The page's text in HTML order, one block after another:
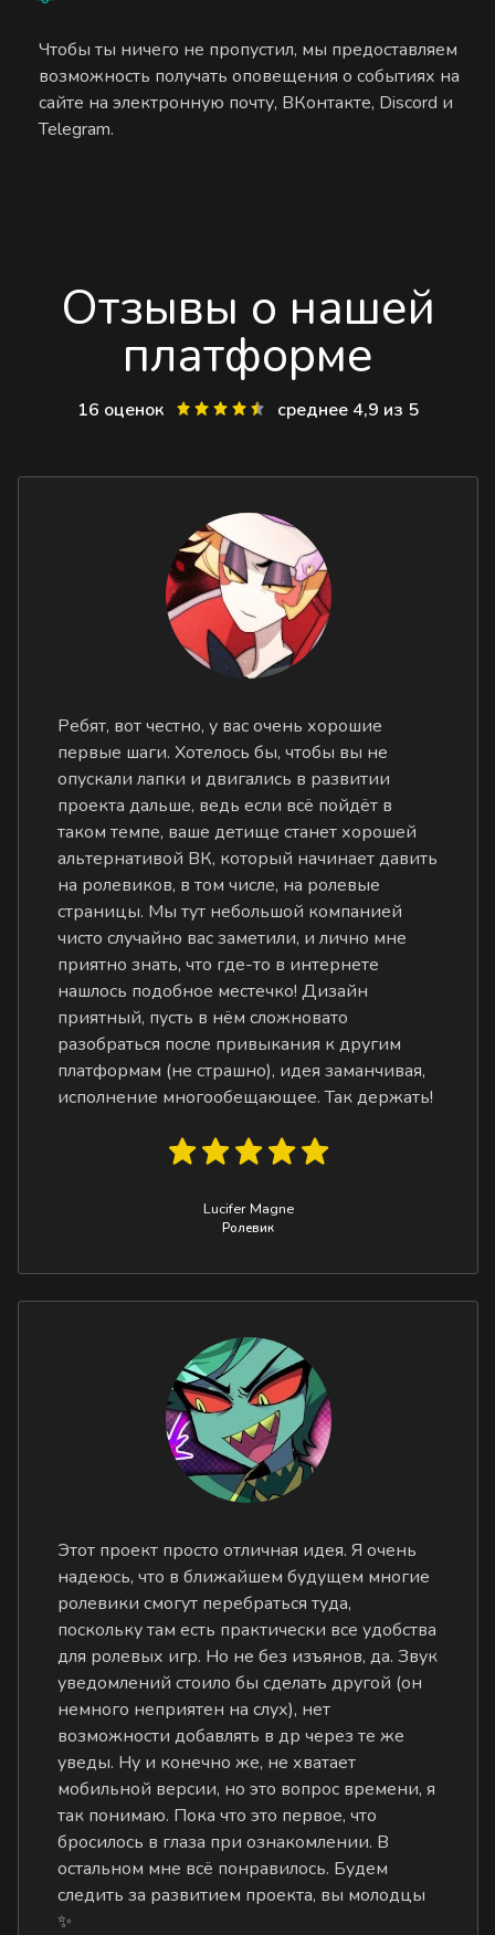
Чтобы ты ничего не пропустил, мы предоставляем
возможность получать оповещения о событиях на
сайте на электронную почту, ВКонтакте, Discord и
Telegram.
Отзывы о нашей
платформе
16 оценок среднее 4,9 из 5
Ребят, вот честно, у вас очень хорошие
первые шаги. Хотелось бы, чтобы вы не
опускали лапки и двигались в развитии
проекта дальше, ведь если всё пойдёт в
таком темпе, ваше детище станет хорошей
альтернативой ВК, который начинает давить
на ролевиков, в том числе, на ролевые
страницы. Мы тут небольшой компанией
чисто случайно вас заметили, и лично мне
приятно знать, что где-то в интернете
нашлось подобное местечко! Дизайн
приятный, пусть в нём сложновато
разобраться после привыкания к другим
платформам (не страшно), идея заманчивая,
исполнение многообещающее. Так держать!
Lucifer Magne
Ролевик
Этот проект просто отличная идея. Я очень
надеюсь, что в ближайшем будущем многие
ролевики смогут перебраться туда,
поскольку там есть практически все удобства
для ролевых игр. Но не без изъянов, да. Звук
уведомлений стоило бы сделать другой (он
немного неприятен на слух), нет
возможности добавлять в др через те же
уведы. Ну и конечно же, не хватает
мобильной версии, но это вопрос времени, я
так понимаю. Пока что это первое, что
бросилось в глаза при ознакомлении. В
остальном мне всё понравилось. Будем
следить за развитием проекта, вы молодцы
✨